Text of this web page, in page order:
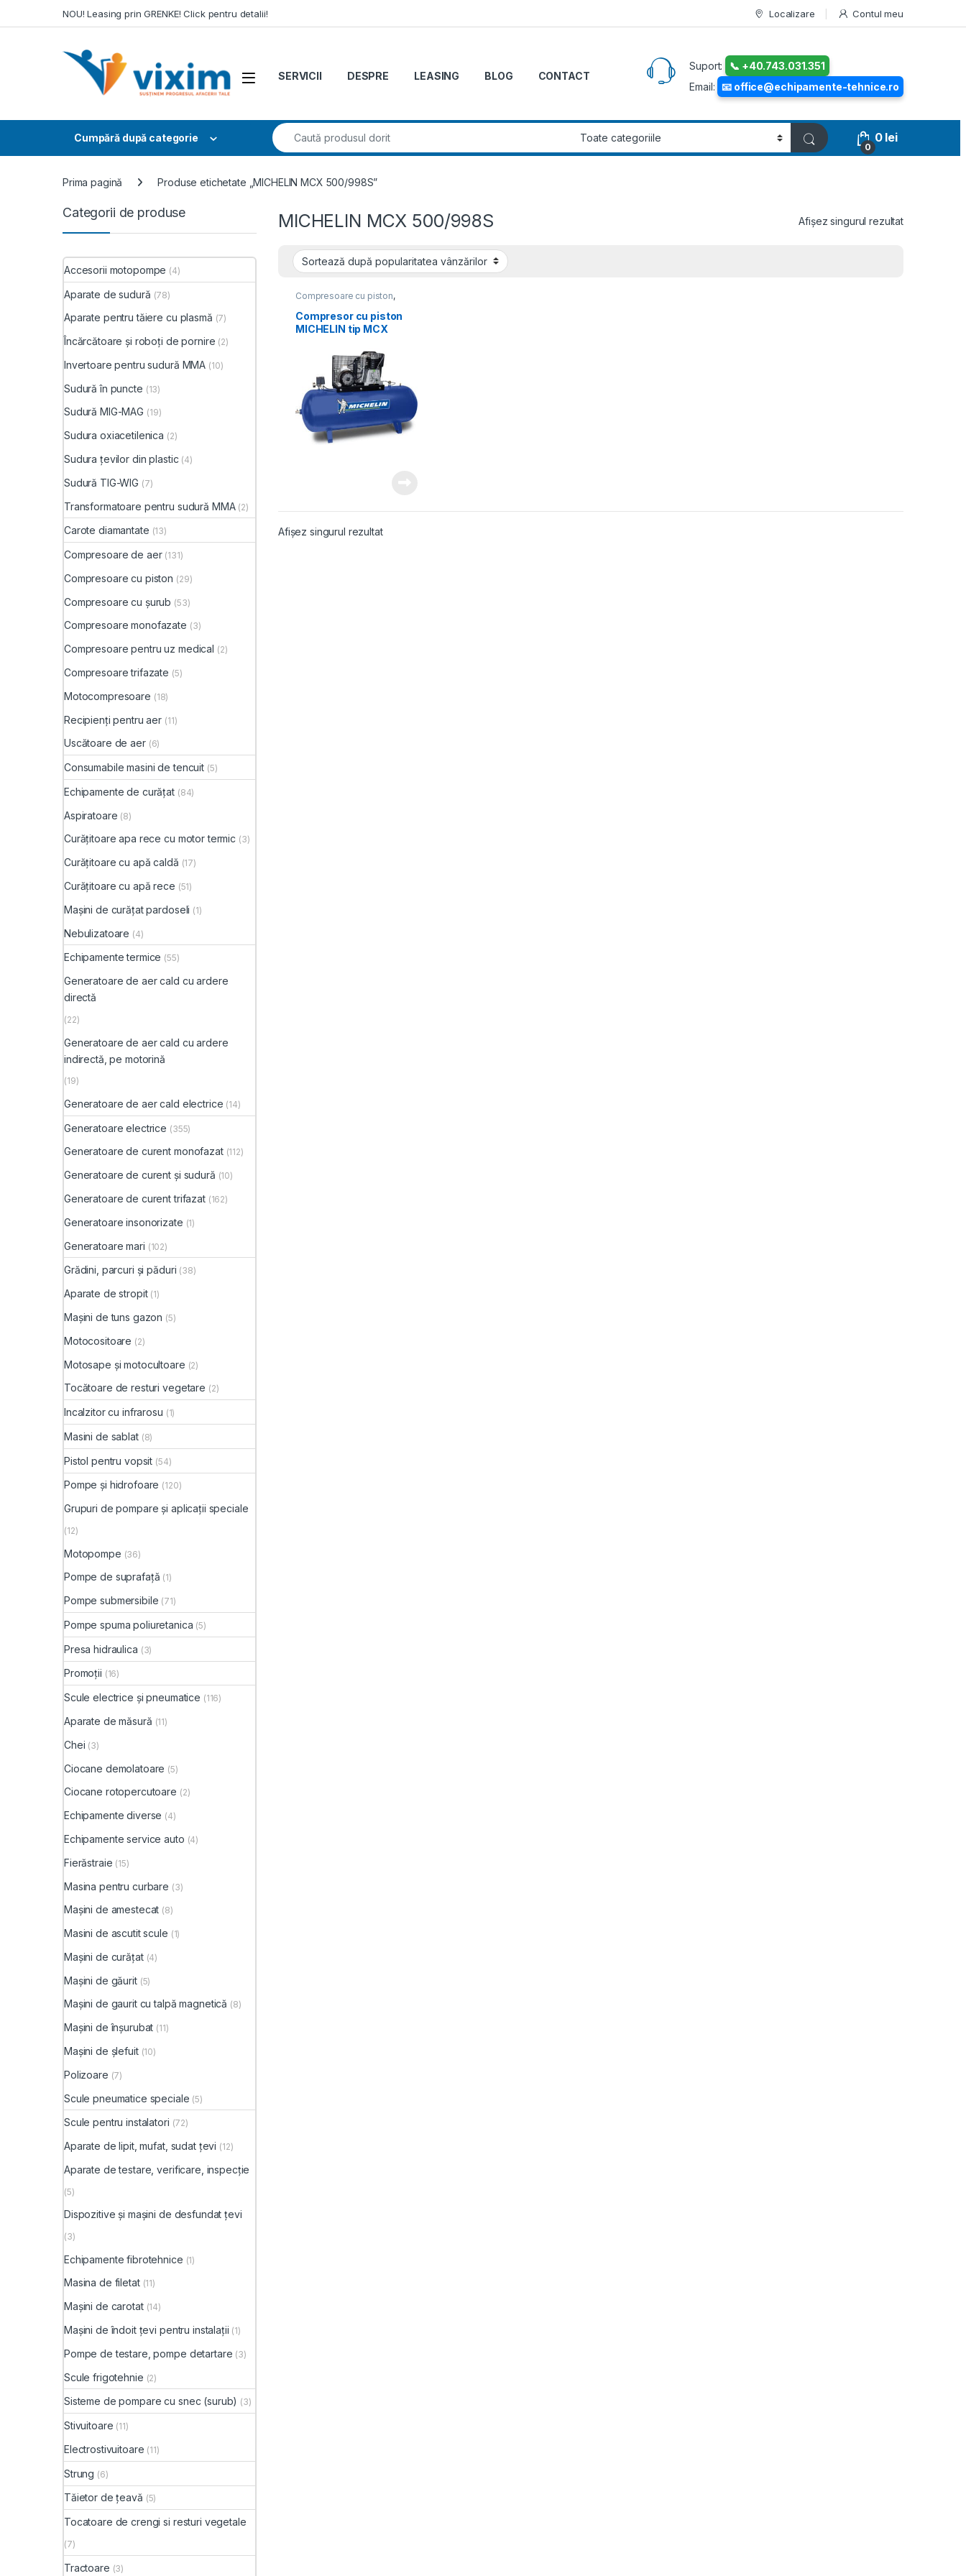
NOU! Leasing prin GRENKE! Click pentru detalii! Localizare Contul meu
SERVICII DESPRE LEASING BLOG CONTACT
Suport:
📞 +40.743.031.351
Email:
📧 office@echipamente-tehnice.ro
Cumpără după categorie
Search for:
0
0 lei
Prima pagină Produse etichetate „MICHELIN MCX 500/998S”
MICHELIN MCX 500/998S Afișez singurul rezultat
Compresoare cu piston,
Compresoare de aer
Compresor cu piston
MICHELIN tip MCX
Qasp 1070 l/min
Afișez singurul rezultat
Categorii de produse
Accesorii motopompe (4)
Aparate de sudură (78)
Aparate pentru tăiere cu plasmă (7)
Încărcătoare și roboți de pornire (2)
Invertoare pentru sudură MMA (10)
Sudură în puncte (13)
Sudură MIG-MAG (19)
Sudura oxiacetilenica (2)
Sudura țevilor din plastic (4)
Sudură TIG-WIG (7)
Transformatoare pentru sudură MMA (2)
Carote diamantate (13)
Compresoare de aer (131)
Compresoare cu piston (29)
Compresoare cu șurub (53)
Compresoare monofazate (3)
Compresoare pentru uz medical (2)
Compresoare trifazate (5)
Motocompresoare (18)
Recipienți pentru aer (11)
Uscătoare de aer (6)
Consumabile masini de tencuit (5)
Echipamente de curățat (84)
Aspiratoare (8)
Curățitoare apa rece cu motor termic (3)
Curățitoare cu apă caldă (17)
Curățitoare cu apă rece (51)
Mașini de curățat pardoseli (1)
Nebulizatoare (4)
Echipamente termice (55)
Generatoare de aer cald cu ardere
directă
(22)
Generatoare de aer cald cu ardere
indirectă, pe motorină
(19)
Generatoare de aer cald electrice (14)
Generatoare electrice (355)
Generatoare de curent monofazat (112)
Generatoare de curent și sudură (10)
Generatoare de curent trifazat (162)
Generatoare insonorizate (1)
Generatoare mari (102)
Grădini, parcuri și păduri (38)
Aparate de stropit (1)
Mașini de tuns gazon (5)
Motocositoare (2)
Motosape și motocultoare (2)
Tocătoare de resturi vegetare (2)
Incalzitor cu infrarosu (1)
Masini de sablat (8)
Pistol pentru vopsit (54)
Pompe și hidrofoare (120)
Grupuri de pompare și aplicații speciale
(12)
Motopompe (36)
Pompe de suprafață (1)
Pompe submersibile (71)
Pompe spuma poliuretanica (5)
Presa hidraulica (3)
Promoții (16)
Scule electrice și pneumatice (116)
Aparate de măsură (11)
Chei (3)
Ciocane demolatoare (5)
Ciocane rotopercutoare (2)
Echipamente diverse (4)
Echipamente service auto (4)
Fierăstraie (15)
Masina pentru curbare (3)
Mașini de amestecat (8)
Masini de ascutit scule (1)
Mașini de curățat (4)
Mașini de găurit (5)
Mașini de gaurit cu talpă magnetică (8)
Mașini de înșurubat (11)
Mașini de șlefuit (10)
Polizoare (7)
Scule pneumatice speciale (5)
Scule pentru instalatori (72)
Aparate de lipit, mufat, sudat țevi (12)
Aparate de testare, verificare, inspecție
(5)
Dispozitive și mașini de desfundat țevi
(3)
Echipamente fibrotehnice (1)
Masina de filetat (11)
Mașini de carotat (14)
Mașini de îndoit țevi pentru instalații (1)
Pompe de testare, pompe detartare (3)
Scule frigotehnie (2)
Sisteme de pompare cu snec (surub) (3)
Stivuitoare (11)
Electrostivuitoare (11)
Strung (6)
Tăietor de țeavă (5)
Tocatoare de crengi si resturi vegetale
(7)
Tractoare (3)